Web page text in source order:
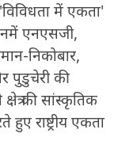
में एकता'
एनएसजी,
निकोबार,
पुडुचेरी की
की सांस्कृतिक
राष्ट्रीय एकता